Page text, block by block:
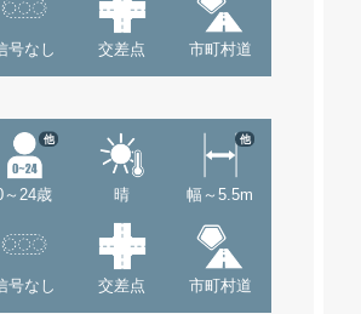
号なし 交差点 市町村道
～24歳
他
晴 幅～5.5m
他
号なし 交差点 市町村道